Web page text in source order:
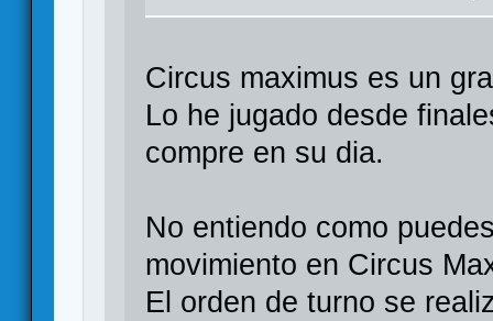
Circus maximus es un
Lo he jugado desde
compre en su dia.
No entiendo como
movimiento en Circus
El orden de turno se